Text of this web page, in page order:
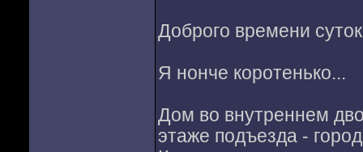
Доброго времени
Я нонче коротенько...
Дом во внутреннем
этаже подъезда -